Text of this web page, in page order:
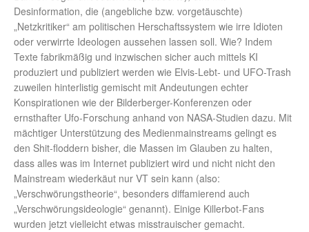
Desinformation, die (angebliche bzw. vorgetäuschte)
„Netzkritiker“ am politischen Herschaftssystem wie irre Idioten
oder verwirrte Ideologen aussehen lassen soll. Wie? Indem
Texte fabrikmäßig und inzwischen sicher auch mittels KI
produziert und publiziert werden wie Elvis-Lebt- und UFO-Trash
zuweilen hinterlistig gemischt mit Andeutungen echter
Konspirationen wie der Bilderberger-Konferenzen oder
ernsthafter Ufo-Forschung anhand von NASA-Studien dazu. Mit
mächtiger Unterstützung des Medienmainstreams gelingt es
den Shit-floddern bisher, die Massen im Glauben zu halten,
dass alles was im Internet publiziert wird und nicht nicht den
Mainstream wiederkäut nur VT sein kann (also:
„Verschwörungstheorie“, besonders diffamierend auch
„Verschwörungsideologie“ genannt). Einige Killerbot-Fans
wurden jetzt vielleicht etwas misstrauischer gemacht.